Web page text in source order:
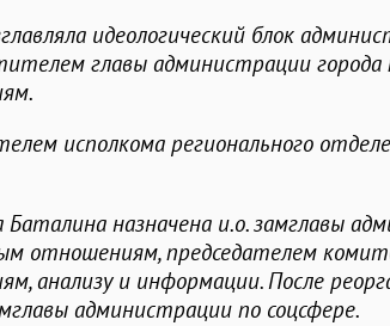
идеологический блок
главы администрации города
исполкома регионального
Баталина назначена и.о. замглавы
отношениям, председателем
анализу и информации. После
администрации по соцсфере.